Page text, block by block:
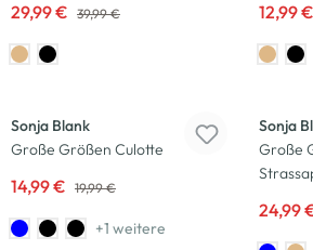
29,99 € 39,99 € 12,99 €
Sonja Blank
Große Größen Culotte
14,99 € 19,99 €
+1 weitere
Sonja
Große
24,99